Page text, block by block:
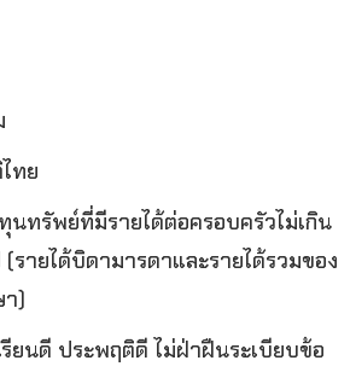
ทย
ทรัพย์ที่มีรายได้ต่อครอบครัวไม่เกิน
ายได้บิดามารดาและรายได้รวมของ
)
ยนดี ประพฤติดี ไม่ฝ่าฝืนระเบียบข้อ